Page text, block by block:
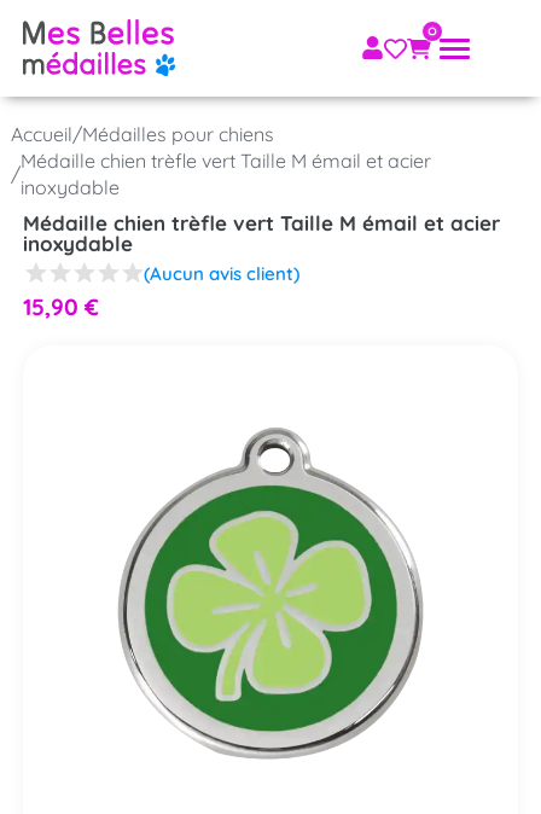
Accueil/Médailles pour chiens
/
Médaille chien trèfle vert Taille M émail et acier
inoxydable
Médaille chien trèfle vert Taille M émail et acier
inoxydable
(Aucun avis client)
15,90 €